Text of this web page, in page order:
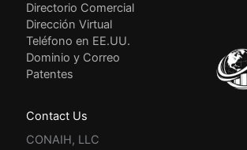
Directorio Comercial
Dirección Virtual
Teléfono en EE.UU.
Dominio y Correo
Patentes
Contact Us
CONAIH, LLC